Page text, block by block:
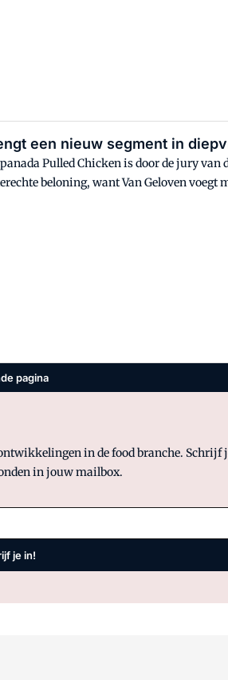
een nieuw segment in
Pulled Chicken is door de jury van
beloning, want Van Geloven voegt
pagina
in de food branche.
in jouw mailbox.
je in!